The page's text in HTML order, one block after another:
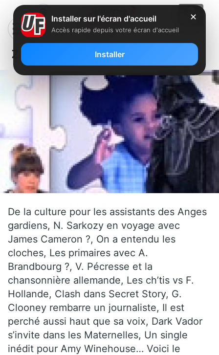
Zapping du vendredi 16 septembre
De la culture pour les assistants des Anges
gardiens, N. Sarkozy en voyage avec
James Cameron ?, On a entendu les
cloches, Les primaires avec A.
Brandbourg ?, V. Pécresse et la
chansonnière allemande, Les ch’tis vs F.
Hollande, Clash dans Secret Story, G.
Clooney rembarre un journaliste, Il est
perché aussi haut que sa voix, Dark Vador
s’invite dans les Maternelles, Un single
inédit pour Amy Winehouse… Voici le
✕
Installer sur l'écran d'accueil
Accès rapide depuis votre écran d'accueil
Installer